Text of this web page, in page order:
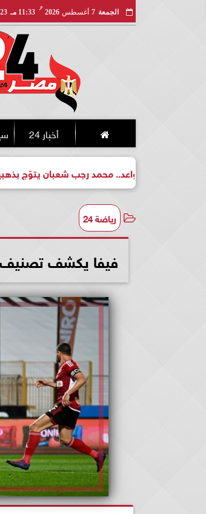
الجمعة 7 أغسطس 2026
مـ
11:33 مـ 23
أخبار 24
واعد.. محمد رجب شعبان يتوّج بذهبيتين في
رياضة 24
فيفا يكشف تصنيف الأندية